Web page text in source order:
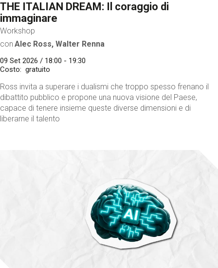
THE ITALIAN DREAM: Il coraggio di
immaginare
Workshop
con Alec Ross, Walter Renna
09 Set 2026 / 18:00 - 19:30
Costo
gratuito
Ross invita a superare i dualismi che troppo spesso frenano il
dibattito pubblico e propone una nuova visione del Paese,
capace di tenere insieme queste diverse dimensioni e di
liberarne il talento